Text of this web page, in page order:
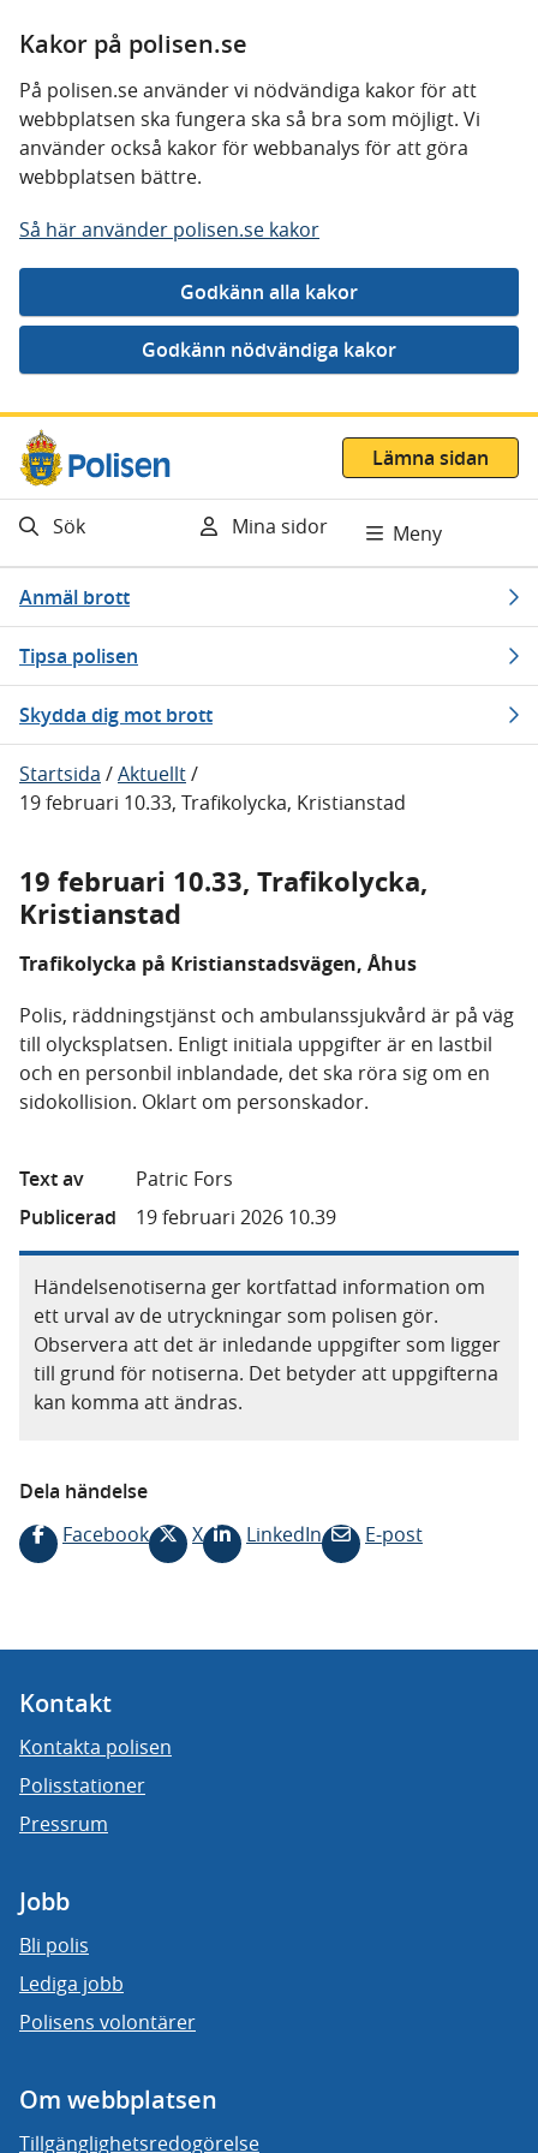
Kakor på polisen.se
På polisen.se använder vi nödvändiga kakor för att
webbplatsen ska fungera ska så bra som möjligt. Vi
använder också kakor för webbanalys för att göra
webbplatsen bättre.
Så här använder polisen.se kakor
Gå direkt till innehåll
Lämna sidan
Sök Mina sidor Meny
Anmäl brott
Tipsa polisen
Skydda dig mot brott
Startsida /Aktuellt/
19 februari 10.33, Trafikolycka, Kristianstad
19 februari 10.33, Trafikolycka,
Kristianstad
Trafikolycka på Kristianstadsvägen, Åhus
Polis, räddningstjänst och ambulanssjukvård är på väg
till olycksplatsen. Enligt initiala uppgifter är en lastbil
och en personbil inblandade, det ska röra sig om en
sidokollision. Oklart om personskador.
Text av
Patric Fors
Publicerad
19 februari 2026 10.39
Händelsenotiserna ger kortfattad information om
ett urval av de utryckningar som polisen gör.
Observera att det är inledande uppgifter som ligger
till grund för notiserna. Det betyder att uppgifterna
kan komma att ändras.
Dela händelse
Facebook
X LinkedIn E-post
Kontakt
Kontakta polisen
Polisstationer
Pressrum
Jobb
Bli polis
Lediga jobb
Polisens volontärer
Om webbplatsen
Tillgänglighetsredogörelse